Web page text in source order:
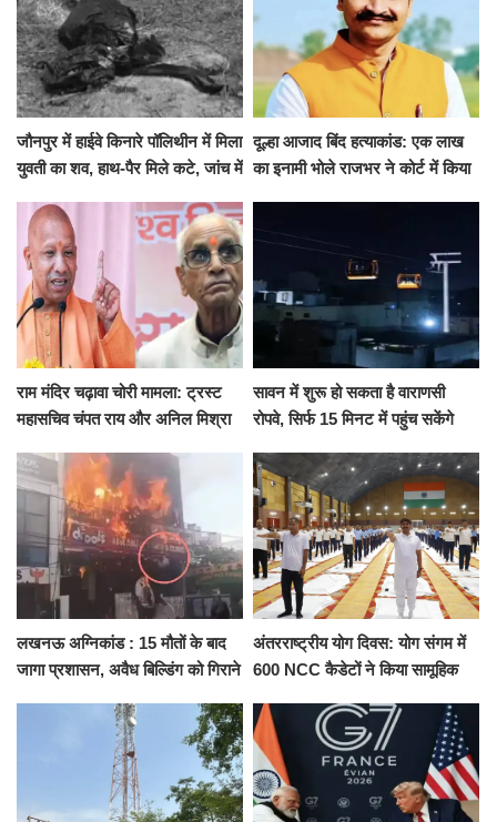
जौनपुर में हाईवे किनारे पॉलिथीन में मिला
युवती का शव, हाथ-पैर मिले कटे, जांच में
दूल्हा आजाद बिंद हत्याकांड: एक लाख
का इनामी भोले राजभर ने कोर्ट में किया
राम मंदिर चढ़ावा चोरी मामला: ट्रस्ट
महासचिव चंपत राय और अनिल मिश्रा
को नहीं...
सावन में शुरू हो सकता है वाराणसी
रोपवे, सिर्फ 15 मिनट में पहुंच सकेंगे
किराया
लखनऊ अग्निकांड : 15 मौतों के बाद
जागा प्रशासन, अवैध बिल्डिंग को गिराने
अंतरराष्ट्रीय योग दिवस: योग संगम में
600 NCC कैडेटों ने किया सामूहिक
संकल्प